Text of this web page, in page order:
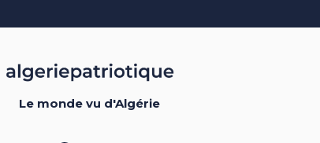
Le monde vu d'Algérie